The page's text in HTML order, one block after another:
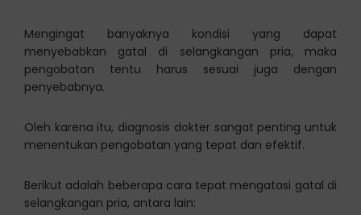
Mengingat banyaknya kondisi yang dapat
menyebabkan gatal di selangkangan pria, maka
pengobatan tentu harus sesuai juga dengan
penyebabnya.
Oleh karena itu, diagnosis dokter sangat penting untuk
menentukan pengobatan yang tepat dan efektif.
Berikut adalah beberapa cara tepat mengatasi gatal di
selangkangan pria, antara lain: